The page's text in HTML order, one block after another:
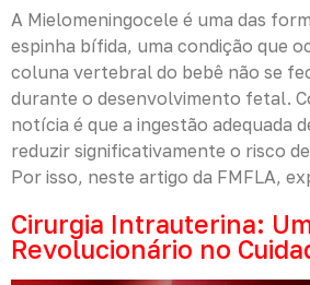
A Mielomeningocele é uma das
espinha bífida, uma condição que
coluna vertebral do bebê não se
durante o desenvolvimento fetal.
notícia é que a ingestão adequada
reduzir significativamente o risco
Por isso, neste artigo da FMFLA,
Cirurgia Intrauterina:
Revolucionário no